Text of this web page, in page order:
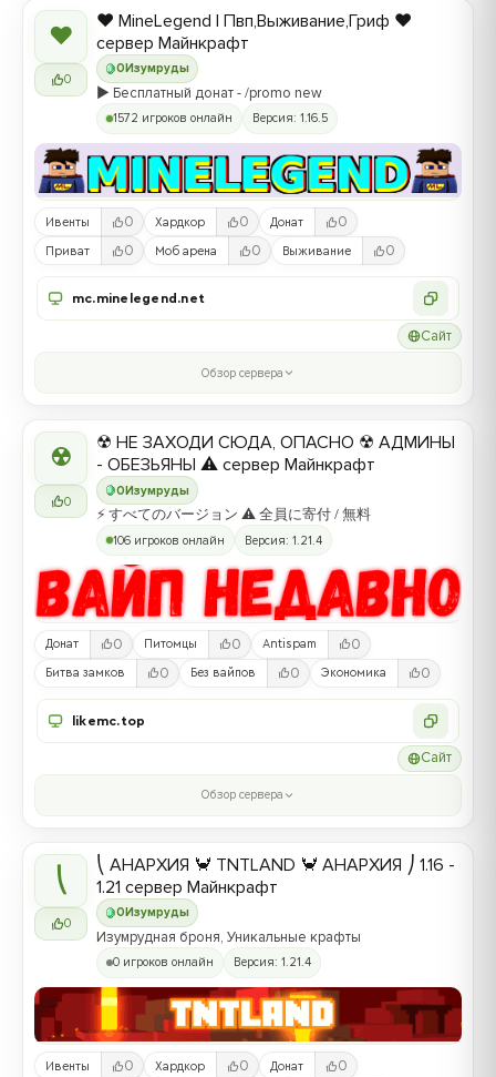
❤
0
0 Изумруды
❤️ MineLegend | Пвп,Выживание,Гриф ❤️
сервер Майнкрафт
▶️ Бесплатный донат - /promo new
1572 игроков онлайн Версия: 1.16.5
Ивенты 0 Хардкор 0 Донат 0
Приват 0 Моб арена 0 Выживание 0
mc.minelegend.net
Сайт
Обзор сервера
☢
0
0Изумруды
☢ НЕ ЗАХОДИ СЮДА, ОПАСНО ☢ АДМИНЫ
- ОБЕЗЬЯНЫ ⚠ сервер Майнкрафт
⚡ すべてのバージョン ⚠ 全員に寄付 / 無料
106 игроков онлайн Версия: 1.21.4
Донат 0 Питомцы 0 Antispam 0
Битва замков 0 Без вайпов 0 Экономика 0
likemc.top
Сайт
Обзор сервера
⎝
0
0 Изумруды
⎝ АНАРХИЯ 🦀 TNTLAND 🦀 АНАРХИЯ ⎠ 1.16 -
1.21 сервер Майнкрафт
Изумрудная броня, Уникальные крафты
0 игроков онлайн Версия: 1.21.4
Ивенты 0 Хардкор 0 Донат 0